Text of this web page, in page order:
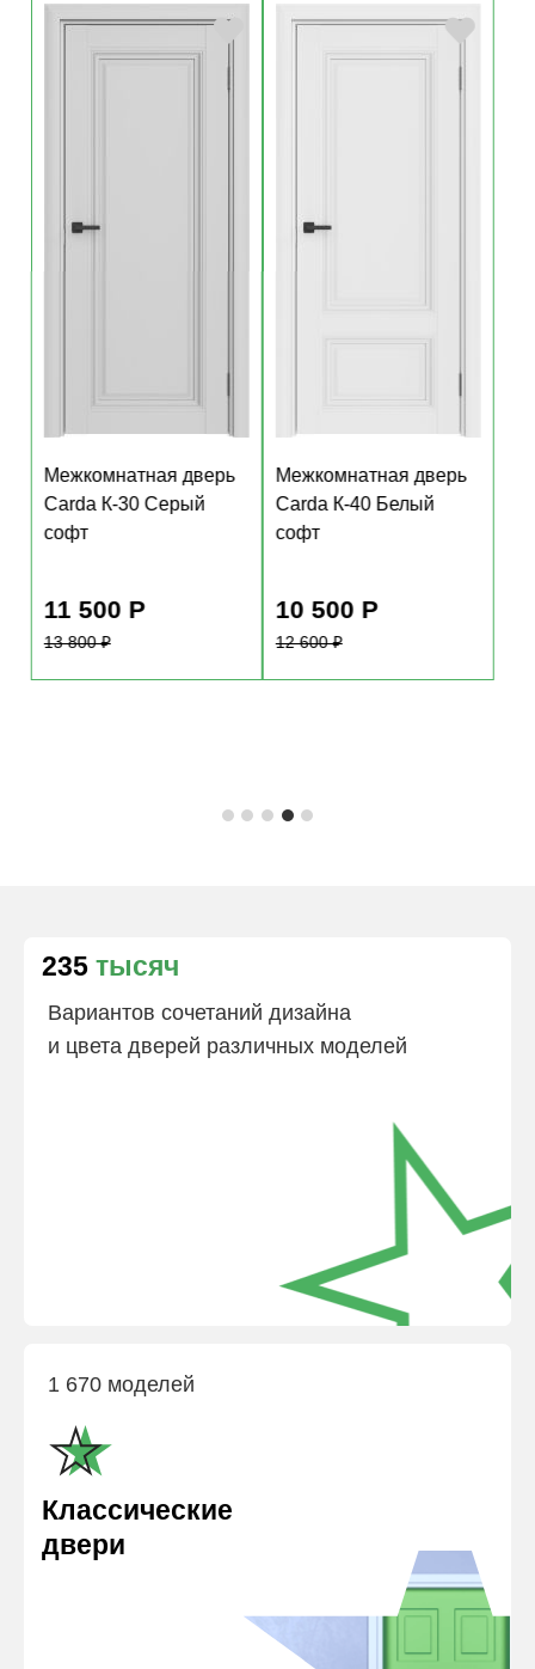
Межкомнатная дверь
Carda К-30 Серый
софт
11 500 Р
13 800₽
Межкомнатная дверь
Carda К-40 Белый
софт
10 500 Р
12 600₽
235 тысяч
Вариантов сочетаний дизайна
и цвета дверей различных моделей
1 670 моделей
Классические
двери